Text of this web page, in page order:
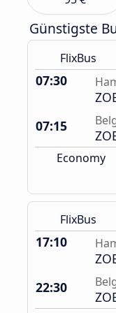
Günstigste
FlixBus
07:30
07:15
Economy
FlixBus
17:10
22:30